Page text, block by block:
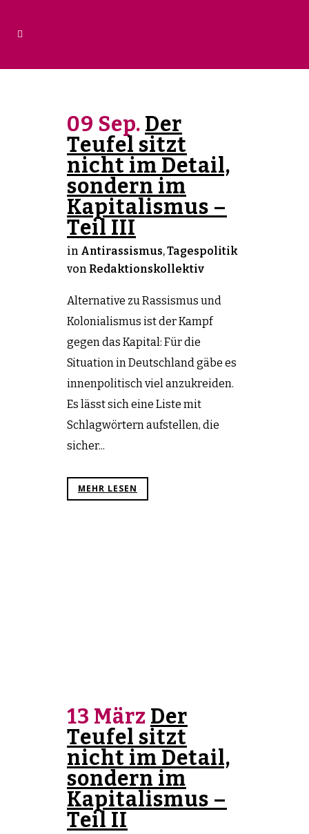
09 Sep. Der
Teufel sitzt
nicht im Detail,
sondern im
Kapitalismus –
Teil III
in Antirassismus,Tagespolitik
von Redaktionskollektiv
Alternative zu Rassismus und
Kolonialismus ist der Kampf
gegen das Kapital: Für die
Situation in Deutschland gäbe es
innenpolitisch viel anzukreiden.
Es lässt sich eine Liste mit
Schlagwörtern aufstellen, die
sicher...
MEHR LESEN
13 März Der
Teufel sitzt
nicht im Detail,
sondern im
Kapitalismus –
Teil II